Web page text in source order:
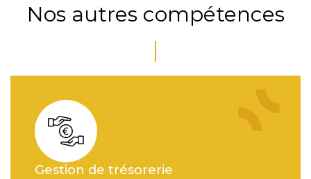
Nos autres compétences
Gestion de trésorerie